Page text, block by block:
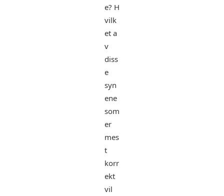
e? H
vilk
et a
v
diss
e
syn
ene
som
er
mes
t
korr
ekt
vil